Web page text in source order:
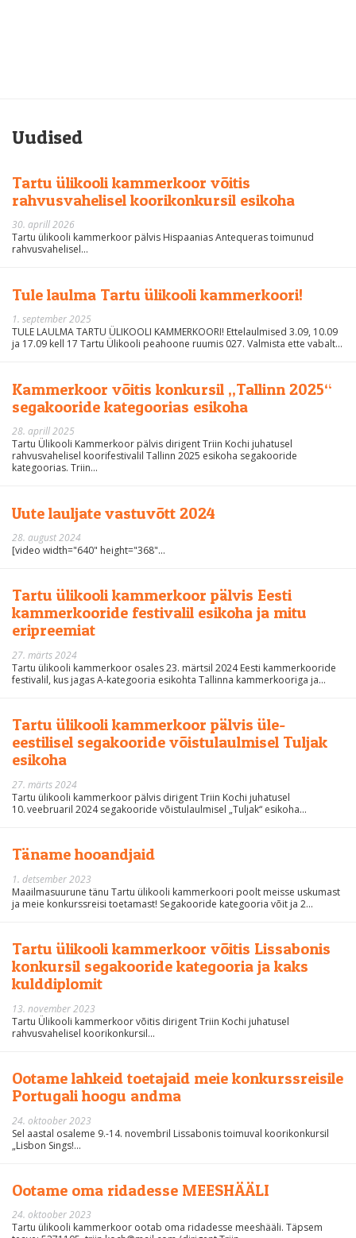
Uudised
Tartu ülikooli kammerkoor võitis
rahvusvahelisel koorikonkursil esikoha
30. aprill 2026
Tartu ülikooli kammerkoor pälvis Hispaanias Antequeras toimunud
rahvusvahelisel...
Tule laulma Tartu ülikooli kammerkoori!
1. september 2025
TULE LAULMA TARTU ÜLIKOOLI KAMMERKOORI! Ettelaulmised 3.09, 10.09
ja 17.09 kell 17 Tartu Ülikooli peahoone ruumis 027. Valmista ette vabalt...
Kammerkoor võitis konkursil „Tallinn 2025“
segakooride kategoorias esikoha
28. aprill 2025
Tartu Ülikooli Kammerkoor pälvis dirigent Triin Kochi juhatusel
rahvusvahelisel koorifestivalil Tallinn 2025 esikoha segakooride
kategoorias. Triin...
Uute lauljate vastuvõtt 2024
28. august 2024
[video width="640" height="368"...
Tartu ülikooli kammerkoor pälvis Eesti
kammerkooride festivalil esikoha ja mitu
eripreemiat
27. märts 2024
Tartu ülikooli kammerkoor osales 23. märtsil 2024 Eesti kammerkooride
festivalil, kus jagas A-kategooria esikohta Tallinna kammerkooriga ja...
Tartu ülikooli kammerkoor pälvis üle-
eestilisel segakooride võistulaulmisel Tuljak
esikoha
27. märts 2024
Tartu ülikooli kammerkoor pälvis dirigent Triin Kochi juhatusel
10. veebruaril 2024 segakooride võistulaulmisel „Tuljak“ esikoha...
Täname hooandjaid
1. detsember 2023
Maailmasuurune tänu Tartu ülikooli kammerkoori poolt meisse uskumast
ja meie konkurssreisi toetamast! Segakooride kategooria võit ja 2...
Tartu ülikooli kammerkoor võitis Lissabonis
konkursil segakooride kategooria ja kaks
kulddiplomit
13. november 2023
Tartu Ülikooli kammerkoor võitis dirigent Triin Kochi juhatusel
rahvusvahelisel koorikonkursil...
Ootame lahkeid toetajaid meie konkurssreisile
Portugali hoogu andma
24. oktoober 2023
Sel aastal osaleme 9.-14. novembril Lissabonis toimuval koorikonkursil
„Lisbon Sings!...
Ootame oma ridadesse MEESHÄÄLI
24. oktoober 2023
Tartu ülikooli kammerkoor ootab oma ridadesse meeshääli. Täpsem